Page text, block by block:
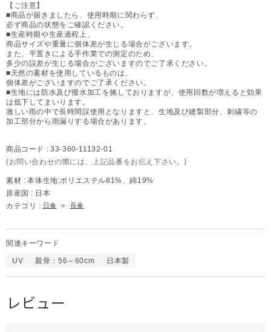
【ご注意】
■商品が届きましたら、使用時期に関わらず、
必ず商品の状態をご確認ください。
■生産時期や生産過程上、
商品サイズや重量に個体差が生じる場合がございます。
また、平置きによる手作業での測定のため、
多少の誤差が生じる場合がございますのでご了承ください。
■天然の素材を使用しているものは、
個体差がございますのでご了承ください。
■生地には防水及び撥水加工を施しておりますが、使用回数が増えると効果
は低下してまいります。
激しい雨の中で長時間誤使用となりますと、生地及び縫製部分、刺繍等の
加工部分から雨漏りする場合があります。
商品コード : 33-360-11132-01
(お問い合わせの際には、上記品番をお伝え下さい。)
素材 : 本体生地:ポリエステル81%、綿19%
原産国 : 日本
カテゴリ : 日傘 > 長傘
関連キーワード
UV 親骨：56～60cm 日本製
レビュー